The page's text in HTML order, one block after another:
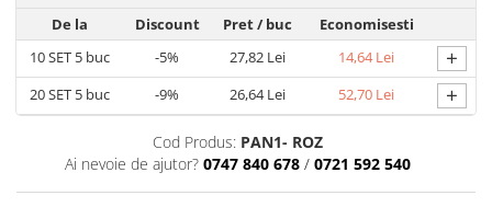
CUTII CU SERTAR SI INSERT PENTRU
4 PRALINE
CUTII MEDII SI MARI PENTRU 10-40
MACARONS
CUTII MICI CU PANGLICA SI SERTAR
PENTRU MACARONS
CUTII MICI PENTRU 2-10
MACARONS
De la
Discount Pret/ buc
Economisesti
10SET 5 buc -5% 27,82 Lei 14,64 Lei +
20SET 5 buc -9% 26,64 Lei 52,70 Lei +
Cod Produs: PAN1- ROZ
Ai nevoie de ajutor? 0747 840 678 / 0721 592 540